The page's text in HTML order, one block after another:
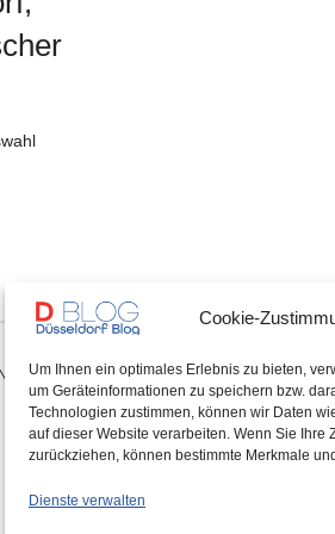
Cookie-
Um Ihnen ein optimales Erlebnis zu bieten,
um Geräteinformationen zu speichern bzw.
Technologien zustimmen, können wir Daten
auf dieser Website verarbeiten. Wenn Sie Ihre
zurückziehen, können bestimmte Merkmale
Dienste verwalten
(EU)